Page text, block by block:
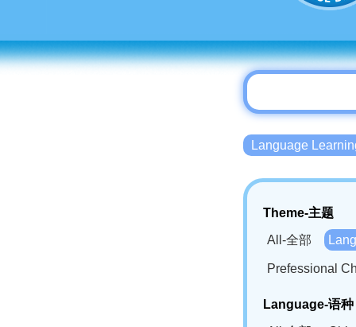
Language
Theme-主题
All-全部
Prefessional
Language-语种